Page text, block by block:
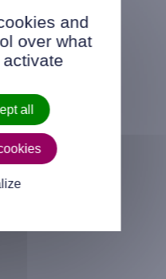
and
over what
all